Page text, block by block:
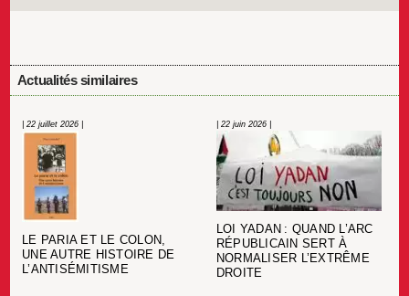
Actualités similaires
| 22 juillet 2026 |
LE PARIA ET LE COLON,
UNE AUTRE HISTOIRE DE
L’ANTISÉMITISME
| 22 juin 2026 |
LOI YADAN : QUAND L’ARC
RÉPUBLICAIN SERT À
NORMALISER L’EXTRÊME
DROITE